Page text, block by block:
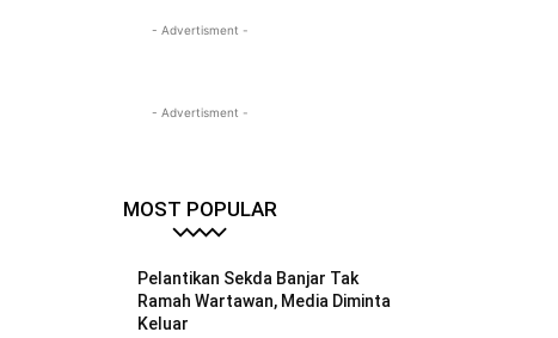
- Advertisment -
- Advertisment -
MOST POPULAR
Pelantikan Sekda Banjar Tak
Ramah Wartawan, Media Diminta
Keluar